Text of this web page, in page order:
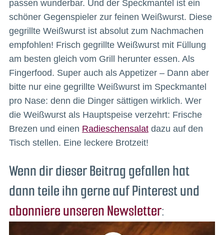
passen wunderbar. Und der Speckmantel ist ein
schöner Gegenspieler zur feinen Weißwurst. Diese
gegrillte Weißwurst ist absolut zum Nachmachen
empfohlen! Frisch gegrillte Weißwurst mit Füllung
am besten gleich vom Grill herunter essen. Als
Fingerfood. Super auch als Appetizer – Dann aber
bitte nur eine gegrillte Weißwurst im Speckmantel
pro Nase: denn die Dinger sättigen wirklich. Wer
die Weißwurst als Hauptspeise verzehrt: Frische
Brezen und einen Radieschensalatdazu auf den
Tisch stellen. Eine leckere Brotzeit!
Wenn dir dieser Beitrag gefallen hat
dann teile ihn gerne auf Pinterest und
abonniere unseren Newsletter: